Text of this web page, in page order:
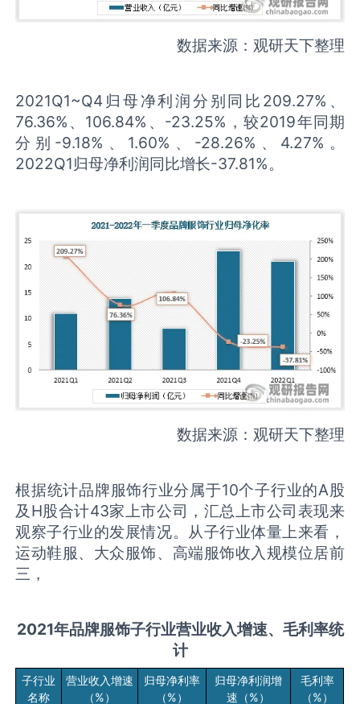
数据来源：观研天下整理
2021Q1~Q4归母净利润分别同比209.27%、
76.36%、106.84%、-23.25%，较2019年同期
分别-9.18%、1.60%、-28.26%、4.27%。
2022Q1归母净利润同比增长-37.81%。
数据来源：观研天下整理
根据统计品牌服饰行业分属于10个子行业的A股
及H股合计43家上市公司，汇总上市公司表现来
观察子行业的发展情况。从子行业体量上来看，
运动鞋服、大众服饰、高端服饰收入规模位居前
三，
2021年品牌服饰子行业营业收入增速、毛利率统
计
子行业
名称
营业收入增速
（%）
归母净利率
（%）
归母净利润增
速（%）
毛利率
（%）